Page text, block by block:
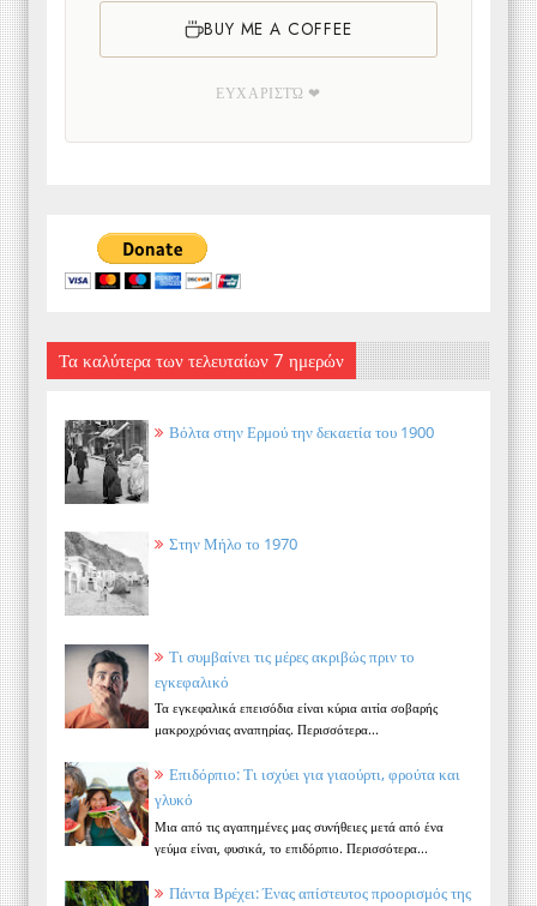
BUY ME A COFFEE
ΕΥΧΑΡΙΣΤΏ ❤
Τα καλύτερα των τελευταίων 7 ημερών
Βόλτα στην Ερμού την δεκαετία του 1900
Στην Μήλο το 1970
Τι συμβαίνει τις μέρες ακριβώς πριν το
εγκεφαλικό
Τα εγκεφαλικά επεισόδια είναι κύρια αιτία σοβαρής
μακροχρόνιας αναπηρίας. Περισσότερα...
Επιδόρπιο: Τι ισχύει για γιαούρτι, φρούτα και
γλυκό
Μια από τις αγαπημένες μας συνήθειες μετά από ένα
γεύμα είναι, φυσικά, το επιδόρπιο. Περισσότερα...
Πάντα Βρέχει: Ένας απίστευτος προορισμός της